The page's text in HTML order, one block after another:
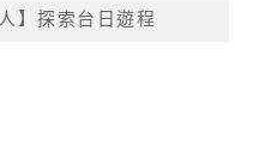
】探索台日遊程